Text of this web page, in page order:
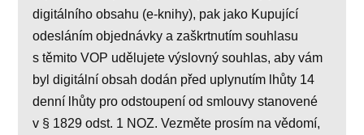
digitálního obsahu (e-knihy), pak jako Kupující
odesláním objednávky a zaškrtnutím souhlasu
s těmito VOP udělujete výslovný souhlas, aby vám
byl digitální obsah dodán před uplynutím lhůty 14
denní lhůty pro odstoupení od smlouvy stanovené
v § 1829 odst. 1 NOZ. Vezměte prosím na vědomí,